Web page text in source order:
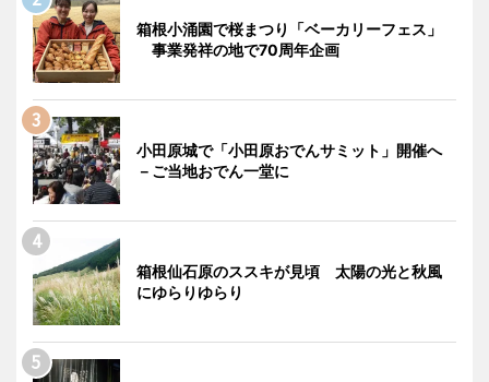
箱根小涌園で桜まつり「ベーカリーフェス」
事業発祥の地で70周年企画
小田原城で「小田原おでんサミット」開催へ
－ご当地おでん一堂に
箱根仙石原のススキが見頃 太陽の光と秋風
にゆらりゆらり